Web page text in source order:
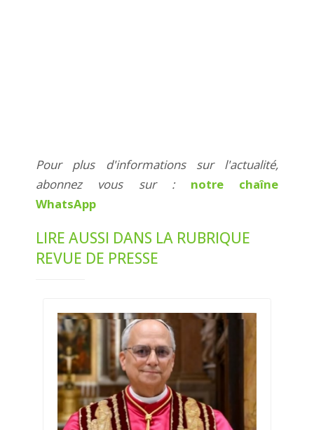
Pour plus d'informations sur l'actualité,
abonnez vous sur : notre chaîne
WhatsApp
LIRE AUSSI DANS LA RUBRIQUE
REVUE DE PRESSE